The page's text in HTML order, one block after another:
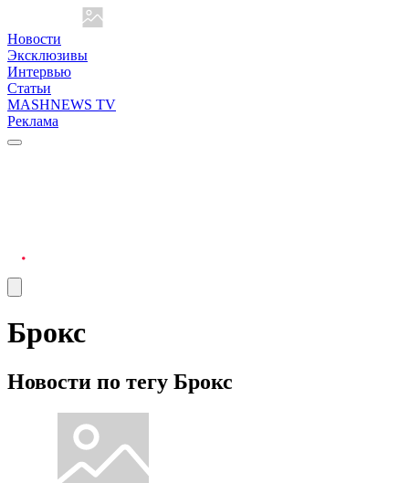
Новости
Эксклюзивы
Интервью
Статьи
MASHNEWS TV
Реклама
Брокс
Новости по тегу Брокс